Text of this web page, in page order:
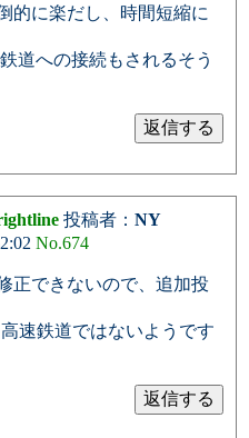
的に楽だし、時間短縮に
道への接続もされるそう
投稿者： NY
No.674
正できないので、追加投
速鉄道ではないようです